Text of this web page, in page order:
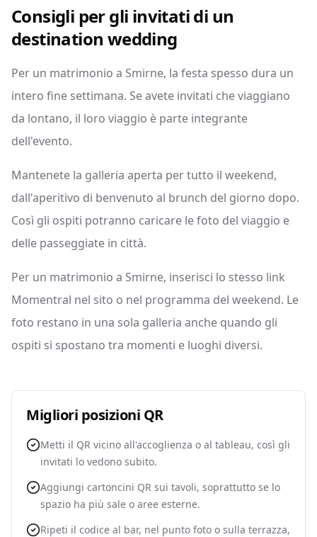
Consigli per gli invitati di un
destination wedding
Per un matrimonio a Smirne, la festa spesso dura un
intero fine settimana. Se avete invitati che viaggiano
da lontano, il loro viaggio è parte integrante
dell'evento.
Mantenete la galleria aperta per tutto il weekend,
dall'aperitivo di benvenuto al brunch del giorno dopo.
Così gli ospiti potranno caricare le foto del viaggio e
delle passeggiate in città.
Per un matrimonio a Smirne, inserisci lo stesso link
Momentral nel sito o nel programma del weekend. Le
foto restano in una sola galleria anche quando gli
ospiti si spostano tra momenti e luoghi diversi.
Migliori posizioni QR
Metti il QR vicino all'accoglienza o al tableau, così gli
invitati lo vedono subito.
Aggiungi cartoncini QR sui tavoli, soprattutto se lo
spazio ha più sale o aree esterne.
Ripeti il codice al bar, nel punto foto o sulla terrazza,